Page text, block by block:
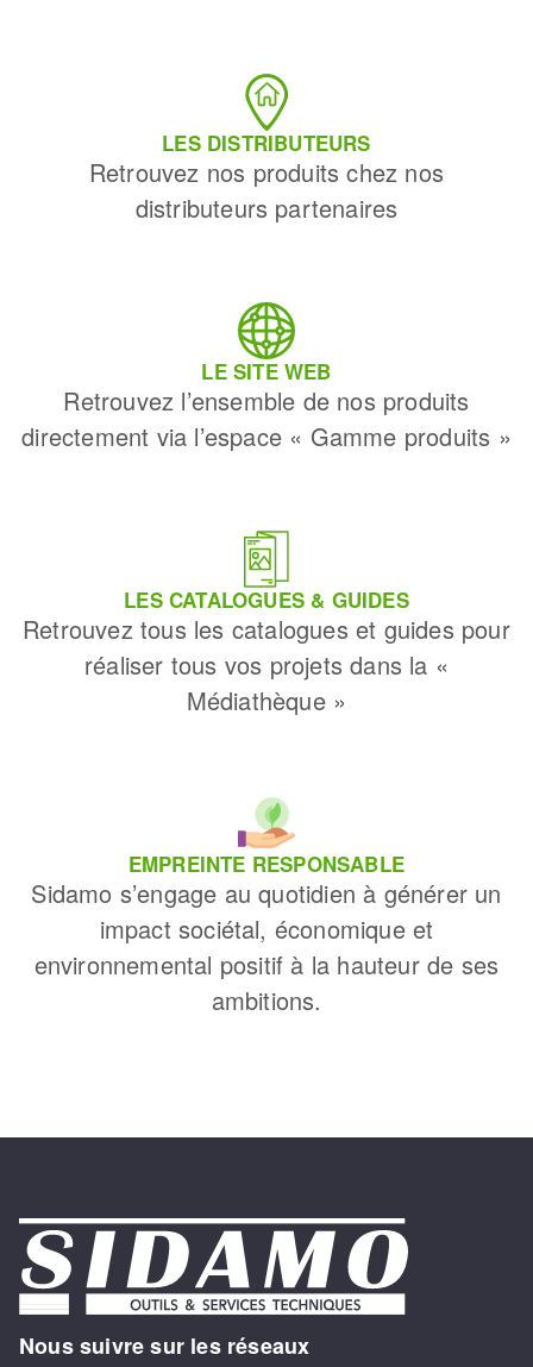
LES DISTRIBUTEURS
Retrouvez nos produits chez nos
distributeurs partenaires
LE SITE WEB
Retrouvez l’ensemble de nos produits
directement via l’espace « Gamme produits »
LES CATALOGUES & GUIDES
Retrouvez tous les catalogues et guides pour
réaliser tous vos projets dans la «
Médiathèque »
EMPREINTE RESPONSABLE
Sidamo s’engage au quotidien à générer un
impact sociétal, économique et
environnemental positif à la hauteur de ses
ambitions.
Nous suivre sur les réseaux